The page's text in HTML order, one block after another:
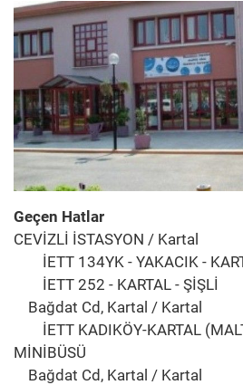
Geçen Hatlar
CEVİZLİ İSTASYON / Kartal
İETT 134YK - YAKACIK -
İETT 252 - KARTAL - ŞİŞLİ
Bağdat Cd, Kartal / Kartal
İETT KADIKÖY-KARTAL
MİNİBÜSÜ
Bağdat Cd, Kartal / Kartal